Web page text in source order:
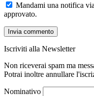
Mandami una notifica
approvato.
Iscriviti alla Newsletter
Non riceverai spam ma
Potrai inoltre annullare
Nominativo